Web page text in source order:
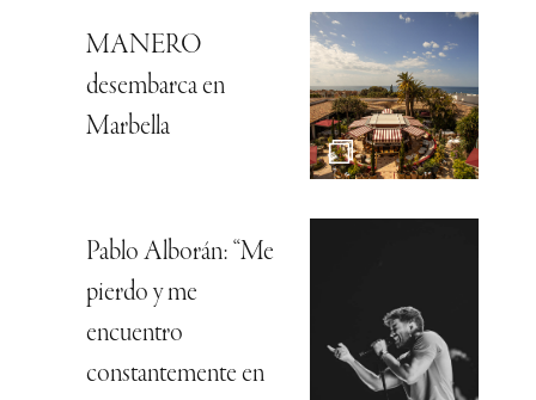
MANERO
desembarca en
Marbella
Pablo Alborán: “Me
pierdo y me
encuentro
constantemente en